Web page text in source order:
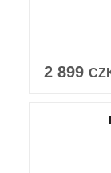
2 899